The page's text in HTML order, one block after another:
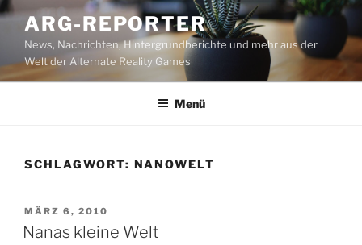
Zum
Inhalt
springen
ARG-REPORTER
News, Nachrichten, Hintergrundberichte und mehr aus der
Welt der Alternate Reality Games
Menü
SCHLAGWORT: NANOWELT
VERÖFFENTLICHT
AM
MÄRZ 6, 2010
Nanas kleine Welt